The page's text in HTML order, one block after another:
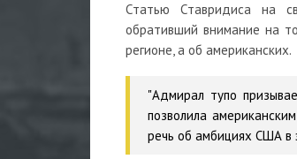
Статью Ставридиса на
обративший внимание на
регионе, а об американских.
"Адмирал тупо
позволила
речь об амбициях США в